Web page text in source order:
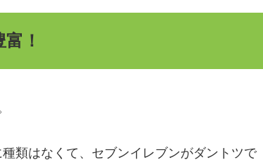
！
類はなくて、セブンイレブンがダントツで